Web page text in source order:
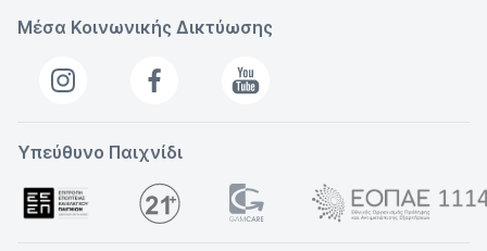
Μέσα Κοινωνικής Δικτύωσης
Υπεύθυνο Παιχνίδι